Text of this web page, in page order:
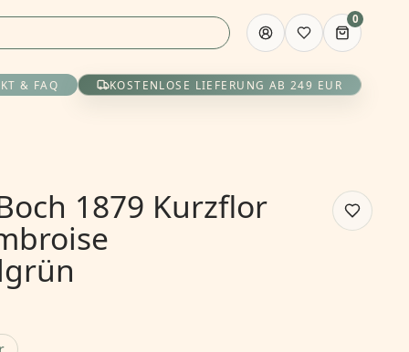
0
& FAQ KOSTENLOSE LIEFERUNG AB 249 EUR
1879 Kurzflor